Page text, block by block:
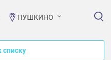
ПУШКИНО
списку